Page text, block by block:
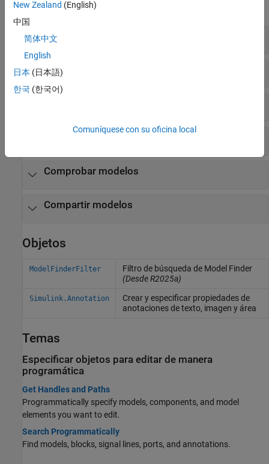
expandir todo
Obtener identificadores y rutas
Buscar
Dar formato a los modelos
Comprobar modelos
Compartir modelos
Objetos
ModelFinderFilter
Filtro de búsqueda de Model Finder
(Desde R2025a)
Simulink.Annotation
Crear y especificar propiedades de
anotaciones de texto, imagen y área
Temas
Especificar objetos para editar de manera
programática
Get Handles and Paths
Programmatically specify models, components, and model
elements you want to edit.
Search Programmatically
Find models, blocks, signal lines, ports, and annotations.
New Zealand (English)
中国
简体中文
English
日本 (日本語)
한국 (한국어)
Comuníquese con su oficina local